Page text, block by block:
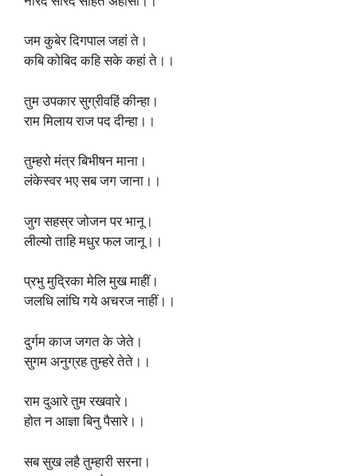
जम कुबेर दिगपाल जहां ते।
कबि कोबिद कहि सके कहां ते।।
तुम उपकार सुग्रीवहिं कीन्हा।
राम मिलाय राज पद दीन्हा।।
तुम्हरो मंत्र बिभीषन माना।
लंकेस्वर भए सब जग जाना।।
जुग सहस्र जोजन पर भानू।
लील्यो ताहि मधुर फल जानू।।
प्रभु मुद्रिका मेलि मुख माहीं।
जलधि लांघि गये अचरज नाहीं।।
दुर्गम काज जगत के जेते।
सुगम अनुग्रह तुम्हरे तेते।।
राम दुआरे तुम रखवारे।
होत न आज्ञा बिनु पैसारे।।
सब सुख लहै तुम्हारी सरना।